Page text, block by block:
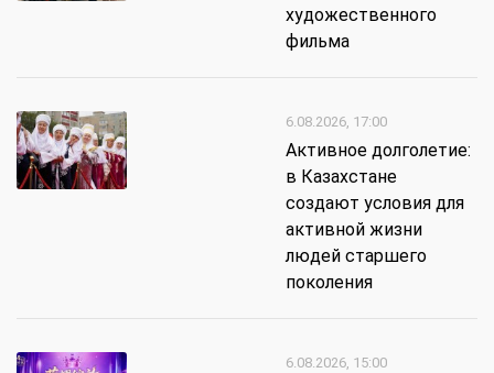
художественного
фильма
6.08.2026, 17:00
Активное долголетие:
в Казахстане
создают условия для
активной жизни
людей старшего
поколения
6.08.2026, 15:00